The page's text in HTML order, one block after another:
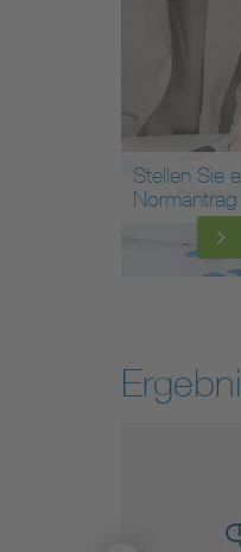
Stellen Sie
Normantrag